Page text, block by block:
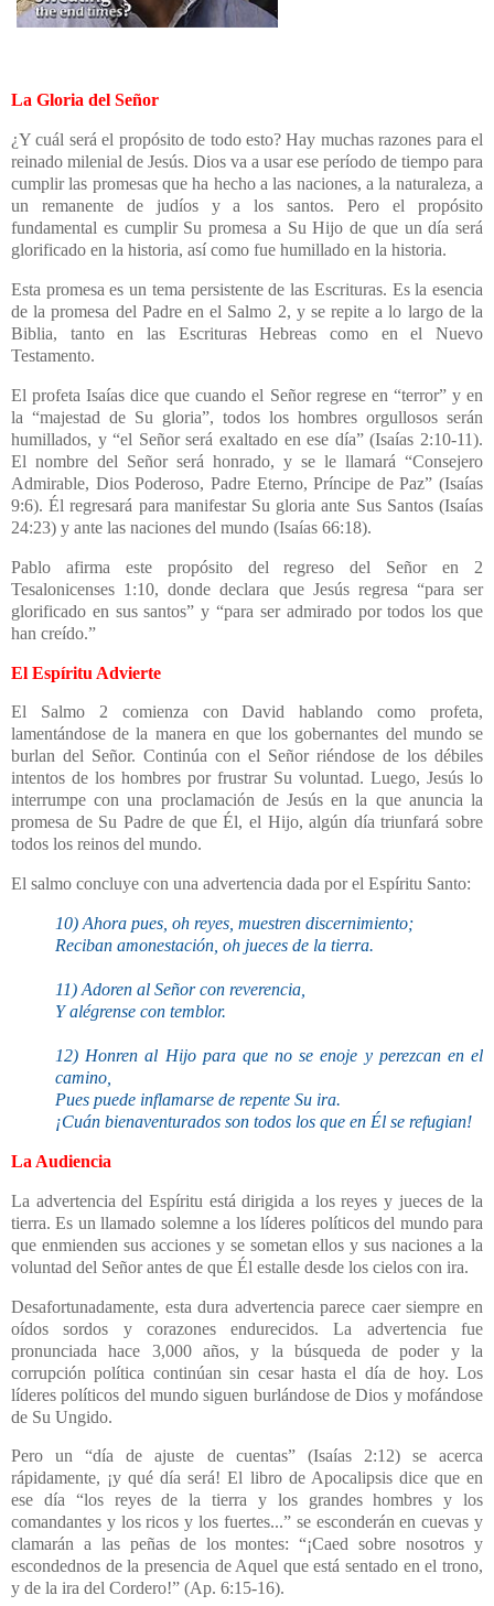
La Gloria del Señor
¿Y cuál será el propósito de todo esto? Hay muchas razones para el
reinado milenial de Jesús. Dios va a usar ese período de tiempo para
cumplir las promesas que ha hecho a las naciones, a la naturaleza, a
un remanente de judíos y a los santos. Pero el propósito
fundamental es cumplir Su promesa a Su Hijo de que un día será
glorificado en la historia, así como fue humillado en la historia.
Esta promesa es un tema persistente de las Escrituras. Es la esencia
de la promesa del Padre en el Salmo 2, y se repite a lo largo de la
Biblia, tanto en las Escrituras Hebreas como en el Nuevo
Testamento.
El profeta Isaías dice que cuando el Señor regrese en “terror” y en
la “majestad de Su gloria”, todos los hombres orgullosos serán
humillados, y “el Señor será exaltado en ese día” (Isaías 2:10-11).
El nombre del Señor será honrado, y se le llamará “Consejero
Admirable, Dios Poderoso, Padre Eterno, Príncipe de Paz” (Isaías
9:6). Él regresará para manifestar Su gloria ante Sus Santos (Isaías
24:23) y ante las naciones del mundo (Isaías 66:18).
Pablo afirma este propósito del regreso del Señor en 2
Tesalonicenses 1:10, donde declara que Jesús regresa “para ser
glorificado en sus santos” y “para ser admirado por todos los que
han creído.”
El Espíritu Advierte
El Salmo 2 comienza con David hablando como profeta,
lamentándose de la manera en que los gobernantes del mundo se
burlan del Señor. Continúa con el Señor riéndose de los débiles
intentos de los hombres por frustrar Su voluntad. Luego, Jesús lo
interrumpe con una proclamación de Jesús en la que anuncia la
promesa de Su Padre de que Él, el Hijo, algún día triunfará sobre
todos los reinos del mundo.
El salmo concluye con una advertencia dada por el Espíritu Santo:
10) Ahora pues, oh reyes, muestren discernimiento;
Reciban amonestación, oh jueces de la tierra.
11) Adoren al Señor con reverencia,
Y alégrense con temblor.
12) Honren al Hijo para que no se enoje y perezcan en el
camino,
Pues puede inflamarse de repente Su ira.
¡Cuán bienaventurados son todos los que en Él se refugian!
La Audiencia
La advertencia del Espíritu está dirigida a los reyes y jueces de la
tierra. Es un llamado solemne a los líderes políticos del mundo para
que enmienden sus acciones y se sometan ellos y sus naciones a la
voluntad del Señor antes de que Él estalle desde los cielos con ira.
Desafortunadamente, esta dura advertencia parece caer siempre en
oídos sordos y corazones endurecidos. La advertencia fue
pronunciada hace 3,000 años, y la búsqueda de poder y la
corrupción política continúan sin cesar hasta el día de hoy. Los
líderes políticos del mundo siguen burlándose de Dios y mofándose
de Su Ungido.
Pero un “día de ajuste de cuentas” (Isaías 2:12) se acerca
rápidamente, ¡y qué día será! El libro de Apocalipsis dice que en
ese día “los reyes de la tierra y los grandes hombres y los
comandantes y los ricos y los fuertes...” se esconderán en cuevas y
clamarán a las peñas de los montes: “¡Caed sobre nosotros y
escondednos de la presencia de Aquel que está sentado en el trono,
y de la ira del Cordero!” (Ap. 6:15-16).